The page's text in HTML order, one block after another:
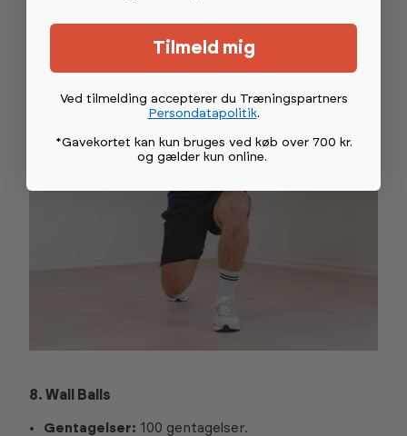
8. Wall Balls
Gentagelser: 100 gentagelser.
Tilmeld mig
Ved tilmelding accepterer du Træningspartners
Persondatapolitik.
*Gavekortet kan kun bruges ved køb over 700 kr.
og gælder kun online.